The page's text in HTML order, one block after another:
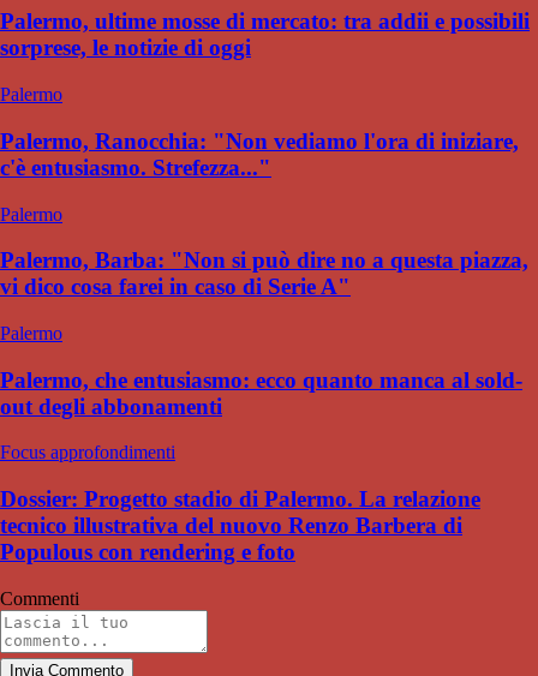
Palermo, ultime mosse di mercato: tra addii e possibili
sorprese, le notizie di oggi
Palermo
Palermo, Ranocchia: "Non vediamo l'ora di iniziare,
c'è entusiasmo. Strefezza..."
Palermo
Palermo, Barba: "Non si può dire no a questa piazza,
vi dico cosa farei in caso di Serie A"
Palermo
Palermo, che entusiasmo: ecco quanto manca al sold-
out degli abbonamenti
Focus approfondimenti
Dossier: Progetto stadio di Palermo. La relazione
tecnico illustrativa del nuovo Renzo Barbera di
Populous con rendering e foto
Commenti
Invia Commento